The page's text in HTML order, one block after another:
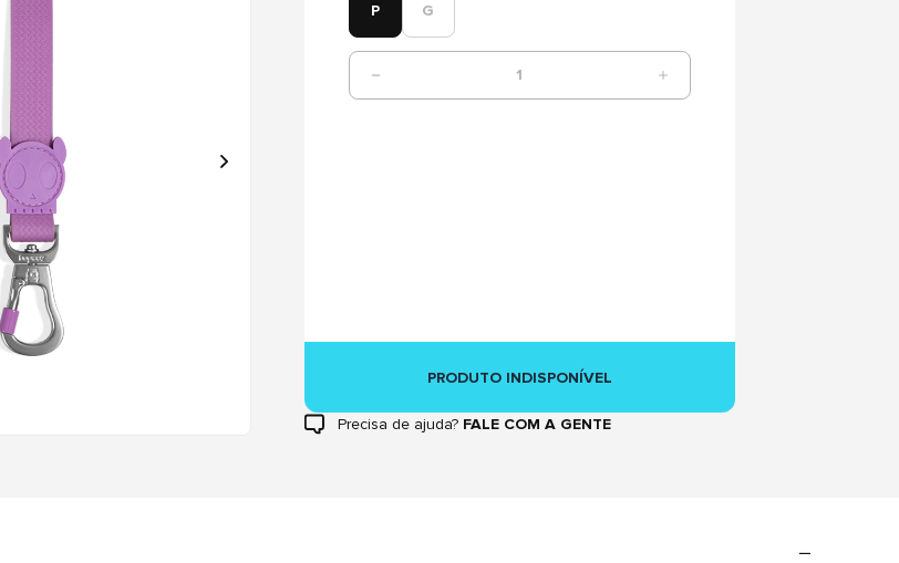
P G
1
PRODUTO INDISPONÍVEL
Precisa de ajuda? FALE COM A GENTE